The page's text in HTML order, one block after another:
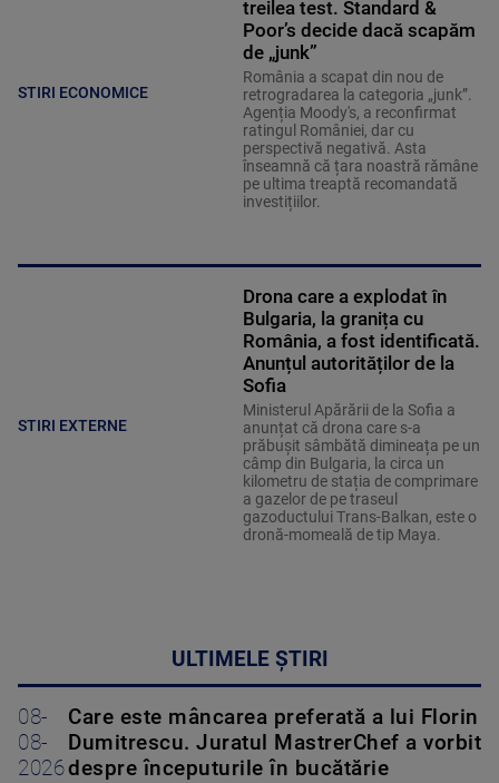
STIRI ECONOMICE
treilea test. Standard &
Poor’s decide dacă scapăm
de „junk”
România a scapat din nou de
retrogradarea la categoria „junk”.
Agenția Moody's, a reconfirmat
ratingul României, dar cu
perspectivă negativă. Asta
înseamnă că țara noastră rămâne
pe ultima treaptă recomandată
investițiilor.
STIRI EXTERNE
Drona care a explodat în
Bulgaria, la granița cu
România, a fost identificată.
Anunțul autorităților de la
Sofia
Ministerul Apărării de la Sofia a
anunțat că drona care s-a
prăbușit sâmbătă dimineața pe un
câmp din Bulgaria, la circa un
kilometru de stația de comprimare
a gazelor de pe traseul
gazoductului Trans-Balkan, este o
dronă-momeală de tip Maya.
ULTIMELE ȘTIRI
08-
08-
2026
Care este mâncarea preferată a lui Florin
Dumitrescu. Juratul MastrerChef a vorbit
despre începuturile în bucătărie